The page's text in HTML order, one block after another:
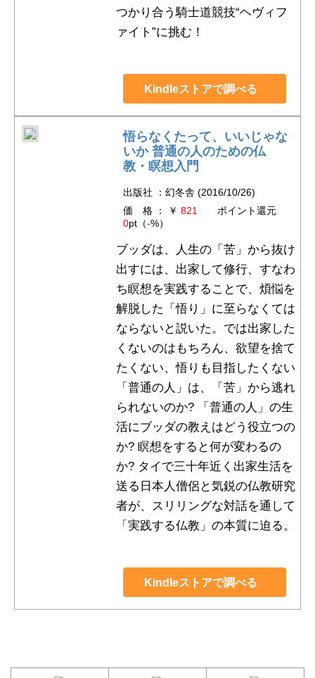
つかり合う騎士道競技“ヘヴィフ
ァイト”に挑む！
Kindleストアで調べる
悟らなくたって、いいじゃな
いか 普通の人のための仏
教・瞑想入門
出版社 ：幻冬舎 (2016/10/26)
価 格 ： ￥ 821
ポイント還元
0pt（-%）
ブッダは、人生の「苦」から抜け
出すには、出家して修行、すなわ
ち瞑想を実践することで、煩悩を
解脱した「悟り」に至らなくては
ならないと説いた。では出家した
くないのはもちろん、欲望を捨て
たくない、悟りも目指したくない
「普通の人」は、「苦」から逃れ
られないのか? 「普通の人」の生
活にブッダの教えはどう役立つの
か? 瞑想をすると何が変わるの
か? タイで三十年近く出家生活を
送る日本人僧侶と気鋭の仏教研究
者が、スリリングな対話を通して
「実践する仏教」の本質に迫る。
Kindleストアで調べる